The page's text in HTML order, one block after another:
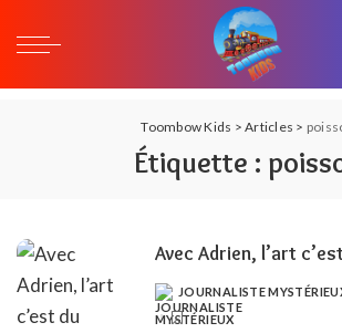
Toombow Kids >Articles >
Étiquette :
Avec Adrien, l’art
POSTED
BY
JOURNALISTE